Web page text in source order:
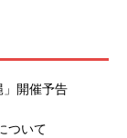
開催予告
ついて